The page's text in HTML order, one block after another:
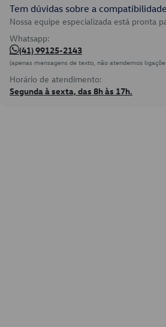
Tem dúvidas sobre a
Nossa equipe especializada está pronta
Whatsapp:
(41) 99125-2143
(apenas mensagens de texto, não atendemos
Horário de atendimento:
Segunda à sexta, das 8h às 17h.